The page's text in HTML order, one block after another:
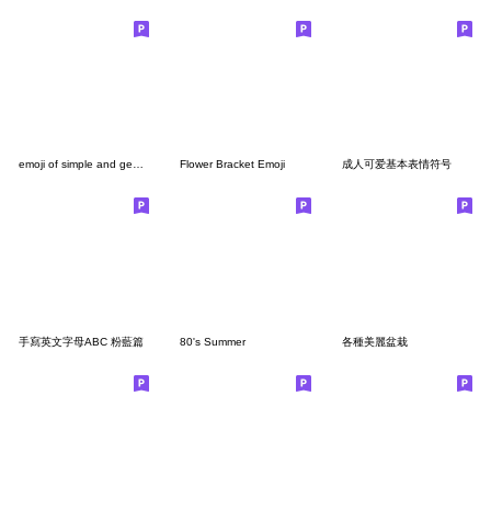
emoji of simple and gentle color Flower Bracket Emoji 成人可爱基本表情符号
手寫英文字母ABC 粉藍篇 80's Summer 各種美麗盆栽